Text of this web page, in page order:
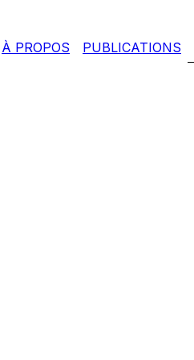
À PROPOS PUBLICATIONS